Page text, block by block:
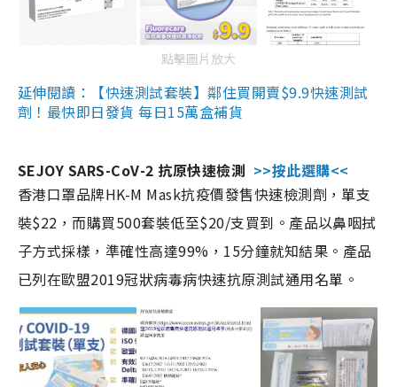
點擊圖片放大
延伸閱讀：【快速測試套裝】鄰住買開賣$9.9快速測試
劑！最快即日發貨 每日15萬盒補貨
SEJOY SARS-CoV-2 抗原快速檢測 >>按此選購<<
香港口罩品牌HK-M Mask抗疫價發售快速檢測劑，單支
裝$22，而購買500套裝低至$20/支買到。產品以鼻咽拭
子方式採樣，準確性高達99%，15分鐘就知結果。產品
已列在歐盟2019冠狀病毒病快速抗原測試通用名單。